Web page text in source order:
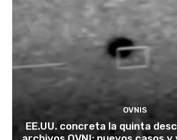
OVNIS
EE.UU. concreta la quinta